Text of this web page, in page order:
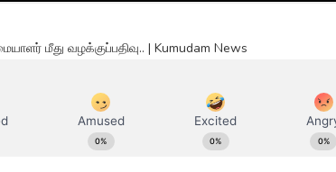
மீது வழக்குப்பதிவு.. | Kumudam News